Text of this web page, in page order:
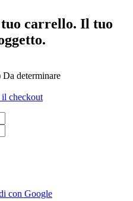
carrello. Il tuo
Da determinare
checkout
con Google